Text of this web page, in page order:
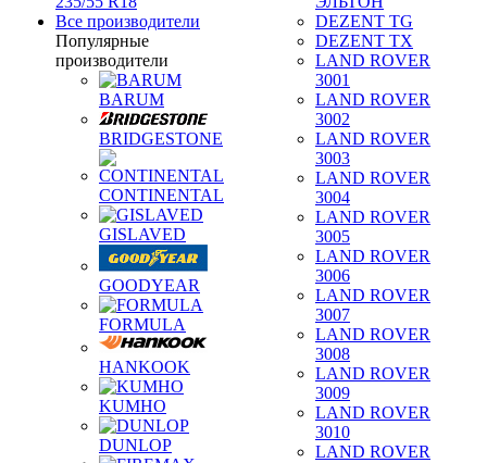
Все производители
Популярные
производители
BARUM
BRIDGESTONE
CONTINENTAL
GISLAVED
GOODYEAR
FORMULA
HANKOOK
KUMHO
DUNLOP
DEZENT TG
DEZENT TX
LAND ROVER
3001
LAND ROVER
3002
LAND ROVER
3003
LAND ROVER
3004
LAND ROVER
3005
LAND ROVER
3006
LAND ROVER
3007
LAND ROVER
3008
LAND ROVER
3009
LAND ROVER
3010
LAND ROVER